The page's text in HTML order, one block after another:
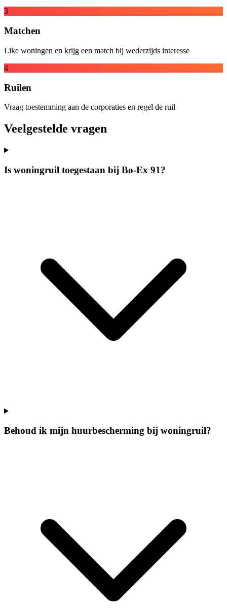
3
Matchen
Like woningen en krijg een match bij wederzijds interesse
4
Ruilen
Vraag toestemming aan de corporaties en regel de ruil
Veelgestelde vragen
Is woningruil toegestaan bij Bo-Ex 91?
Behoud ik mijn huurbescherming bij woningruil?